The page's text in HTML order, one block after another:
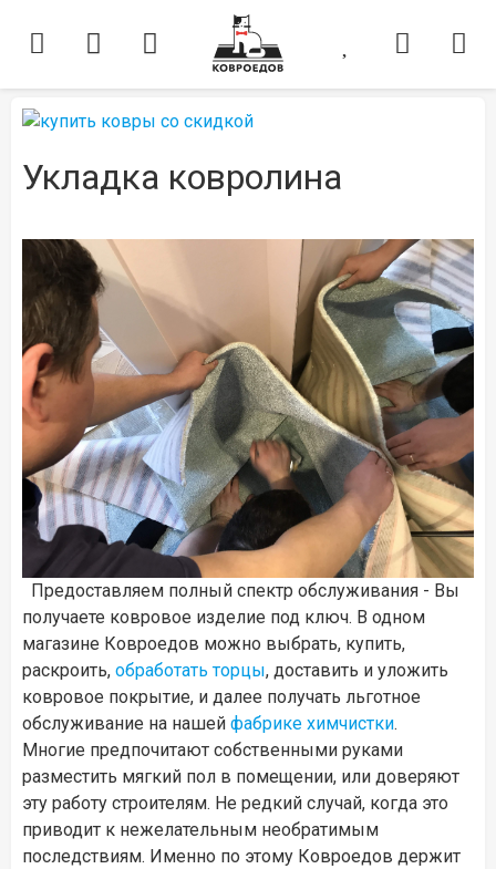
Укладка ковролина
Предоставляем полный спектр обслуживания - Вы
получаете ковровое изделие под ключ. В одном
магазине Ковроедов можно выбрать, купить,
раскроить, обработать торцы, доставить и уложить
ковровое покрытие, и далее получать льготное
обслуживание на нашей фабрике химчистки.
Многие предпочитают собственными руками
разместить мягкий пол в помещении, или доверяют
эту работу строителям. Не редкий случай, когда это
приводит к нежелательным необратимым
последствиям. Именно по этому Ковроедов держит